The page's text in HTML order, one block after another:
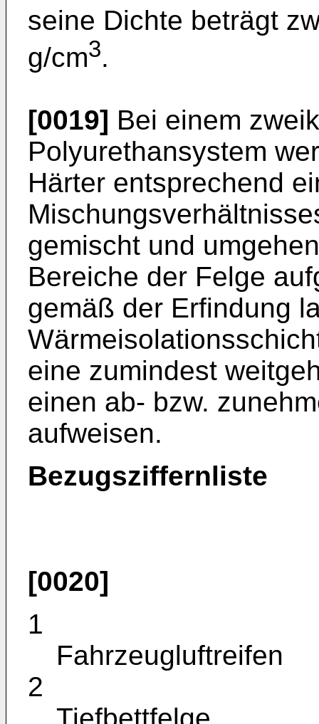
seine Dichte beträgt
g/cm3.
[0019] Bei einem
Polyurethansystem
Härter entsprechend
gemischt und
Bereiche der Felge
gemäß der Erfindung
eine zumindest
einen ab- bzw.
aufweisen.
Bezugsziffernliste
[0020]
1
Fahrzeugluftreifen
2